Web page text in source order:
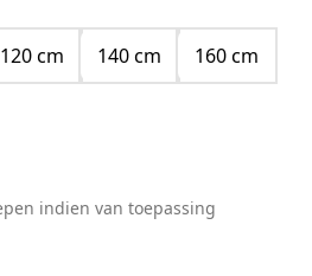
120 cm 140 cm
160 cm
indien van toepassing